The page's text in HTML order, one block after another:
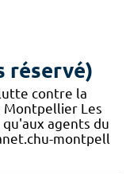
réservé)
contre la
Montpellier Les
agents du
montpell